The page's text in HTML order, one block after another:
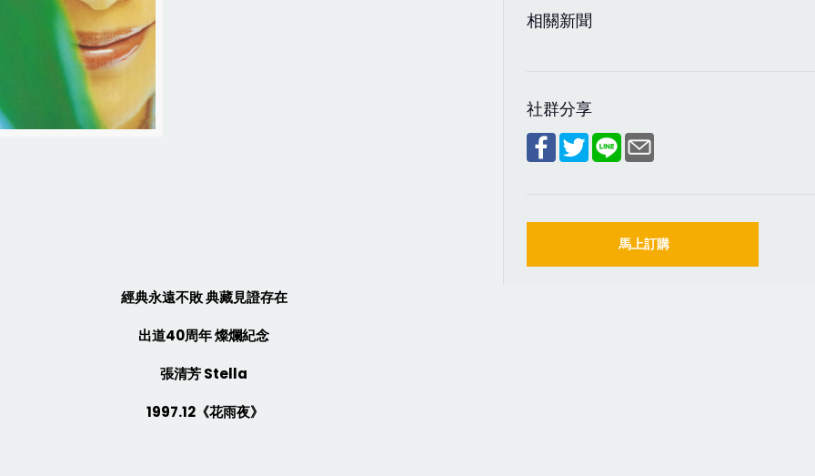
相關新聞
社群分享
馬上訂購
經典永遠不敗 典藏見證存在
出道40周年 燦爛紀念
張清芳 Stella
1997.12《花雨夜》